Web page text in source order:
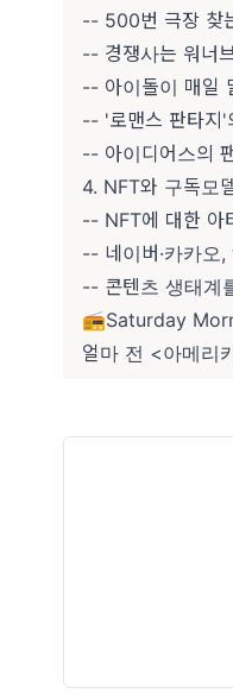
-- 500번 극장 찾
-- 경쟁사는 워너
-- 아이돌이 매일
-- '로맨스 판타지'
-- 아이디어스의
4. NFT와 구독모
-- NFT에 대한 아
-- 네이버·카카오
-- 콘텐츠 생태계
📻Saturday
얼마 전 <아메리